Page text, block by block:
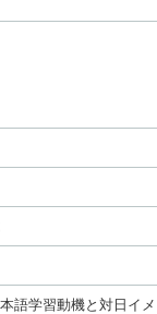
語学習動機と対日イ